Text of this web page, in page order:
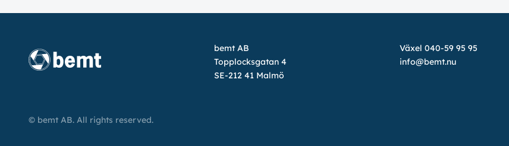
bemt AB
Topplocksgatan 4
SE-212 41 Malmö
Växel 040-59 95 95
info@bemt.nu
© bemt AB. All rights reserved.